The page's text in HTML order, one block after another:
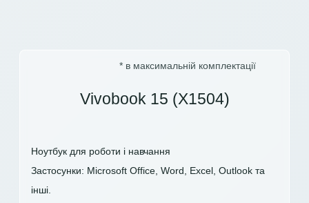
* в максимальній комплектації
Vivobook 15 (X1504)
Ноутбук для роботи і навчання
Застосунки: Microsoft Office, Word, Excel, Outlook та
інші.